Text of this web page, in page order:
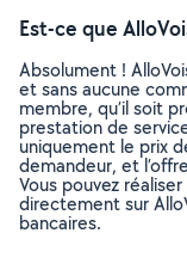
Est-ce que
Absolument !
et sans aucune
membre, qu’il soit
prestation de
uniquement le prix
demandeur, et
Vous pouvez
directement sur
bancaires.